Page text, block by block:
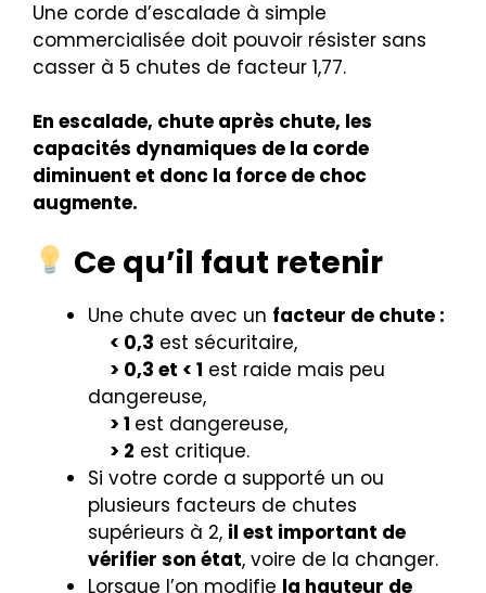
Une corde d’escalade à simple
commercialisée doit pouvoir résister sans
casser à 5 chutes de facteur 1,77.
En escalade, chute après chute, les
capacités dynamiques de la corde
diminuent et donc la force de choc
augmente.
Ce qu’il faut retenir
Une chute avec un facteur de chute :
< 0,3 est sécuritaire,
> 0,3 et < 1 est raide mais peu
dangereuse,
> 1 est dangereuse,
> 2 est critique.
Si votre corde a supporté un ou
plusieurs facteurs de chutes
supérieurs à 2, il est important de
vérifier son état, voire de la changer.
Lorsque l’on modifie la hauteur de